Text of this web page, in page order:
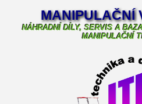
MANIPULAČNÍ
NÁHRADNÍ DÍLY, SERVIS A
MANIPULAČNÍ